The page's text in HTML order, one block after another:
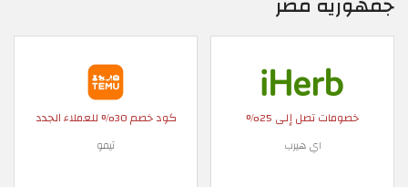
خصومات تصل إلى 25%
اي هيرب
كود خصم 30% للعملاء الجدد
تيمو